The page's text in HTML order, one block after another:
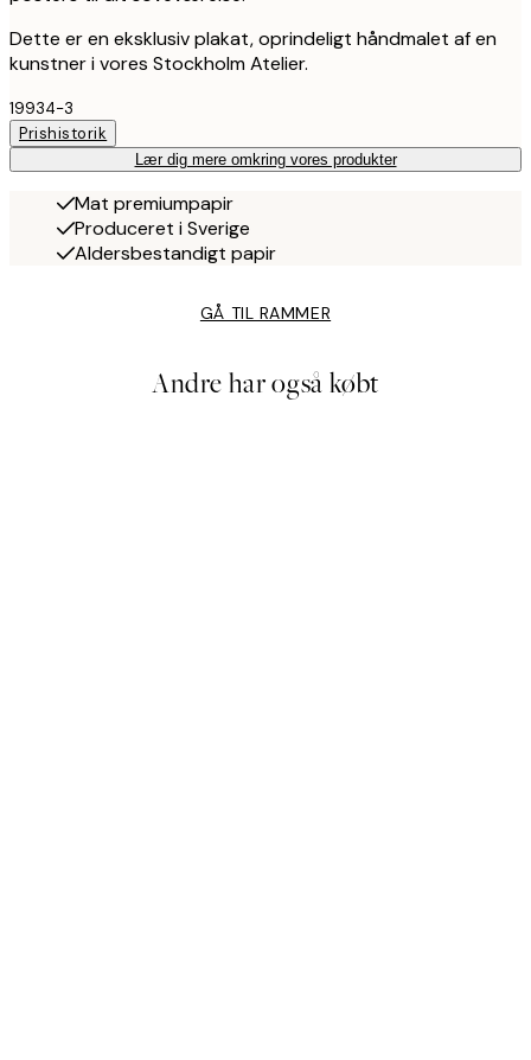
Dette er en eksklusiv plakat, oprindeligt håndmalet af en
kunstner i vores Stockholm Atelier.
19934-3
Prishistorik
Lær dig mere omkring vores produkter
Mat premiumpapir
Produceret i Sverige
Aldersbestandigt papir
GÅ TIL RAMMER
Andre har også købt